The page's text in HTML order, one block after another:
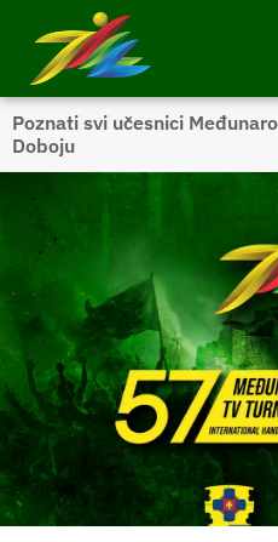
Poznati svi učesnici
Doboju